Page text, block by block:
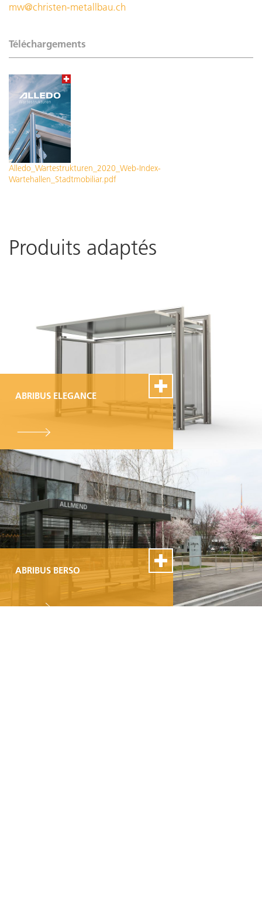
mw@christen-metallbau.ch
Téléchargements
Alledo_Wartestrukturen_2020_Web-Index-
Wartehallen_Stadtmobiliar.pdf
Produits adaptés
ABRIBUS ELEGANCE
100% Swiss Made
Personnalisable
Excellent service de
montage et de réparation
ABRIBUS BERSO
100% Swiss Made
Personnalisable